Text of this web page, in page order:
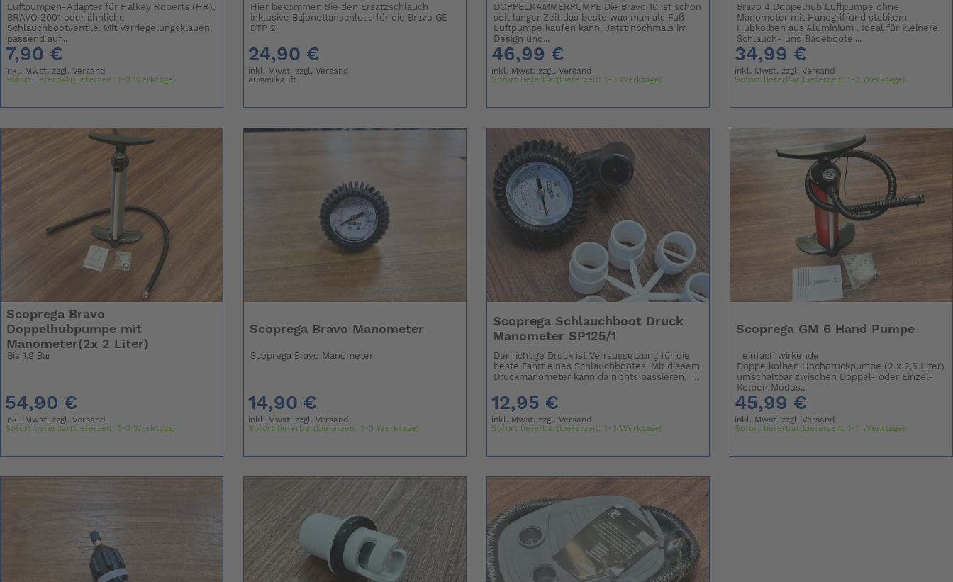
Luftpumpen-Adapter für Halkey Roberts (HR),
BRAVO 2001 oder ähnliche
Schlauchbootventile. Mit Verriegelungsklauen,
passend auf...
7,90 €
inkl. Mwst. zzgl.Versand
Sofort lieferbar(Lieferzeit: 1-3 Werktage)
Hier bekommen Sie den Ersatzschlauch
inklusive Bajonettanschluss für die Bravo GE
BTP 2.
24,90 €
inkl. Mwst. zzgl.Versand
ausverkauft
DOPPELKAMMERPUMPE Die Bravo 10 ist schon
seit langer Zeit das beste was man als Fuß
Luftpumpe kaufen kann. Jetzt nochmals im
Design und...
46,99 €
inkl. Mwst. zzgl.Versand
Sofort lieferbar(Lieferzeit: 1-3 Werktage)
Bravo 4 Doppelhub Luftpumpe ohne
Manometer mit Handgriffund stabilem
Hubkolben aus Aluminium . Ideal für kleinere
Schlauch- und Badeboote....
34,99 €
inkl. Mwst. zzgl.Versand
Sofort lieferbar(Lieferzeit: 1-3 Werktage)
Scoprega Bravo
Doppelhubpumpe mit
Manometer(2x 2 Liter)
Bis 1,9 Bar
54,90 €
inkl. Mwst. zzgl.Versand
Sofort lieferbar(Lieferzeit: 1-3 Werktage)
Scoprega Bravo Manometer
Scoprega Bravo Manometer
14,90 €
inkl. Mwst. zzgl.Versand
Sofort lieferbar(Lieferzeit: 1-3 Werktage)
Scoprega Schlauchboot Druck
Manometer SP125/1
Der richtige Druck ist Verraussetzung für die
beste Fahrt eines Schlauchbootes. Mit diesem
Druckmanometer kann da nichts passieren. ...
12,95 €
inkl. Mwst. zzgl.Versand
Sofort lieferbar(Lieferzeit: 1-3 Werktage)
Scoprega GM 6 Hand Pumpe
einfach wirkende
Doppelkolben Hochdruckpumpe (2 x 2,5 Liter)
umschaltbar zwischen Doppel- oder Einzel-
Kolben Modus...
45,99 €
inkl. Mwst. zzgl.Versand
Sofort lieferbar(Lieferzeit: 1-3 Werktage)